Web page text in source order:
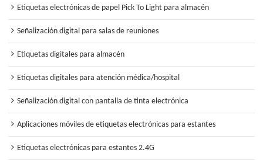
Etiquetas electrónicas de papel Pick To Light para almacén
Señalización digital para salas de reuniones
Etiquetas digitales para almacén
Etiquetas digitales para atención médica/hospital
Señalización digital con pantalla de tinta electrónica
Aplicaciones móviles de etiquetas electrónicas para estantes
Etiquetas electrónicas para estantes 2.4G